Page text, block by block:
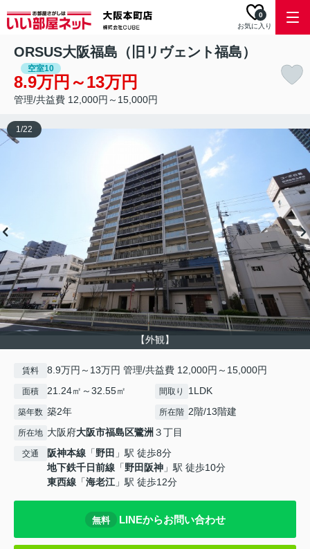
お気に入り
0
ORSUS大阪福島（旧リヴェント福島）
空室10
8.9万円～13万円
管理/共益費 12,000円～15,000円
【外観】
1/22
賃料 8.9万円～13万円 管理/共益費 12,000円～15,000円
面積 21.24㎡～32.55㎡ 間取り 1LDK
築年数 築2年 所在階 2階/13階建
所在地 大阪府大阪市福島区鷺洲 ３丁目
交通 阪神本線 「野田 」駅 徒歩8分
地下鉄千日前線 「野田阪神 」駅 徒歩10分
東西線 「海老江」駅 徒歩12分
無料 LINEからお問い合わせ